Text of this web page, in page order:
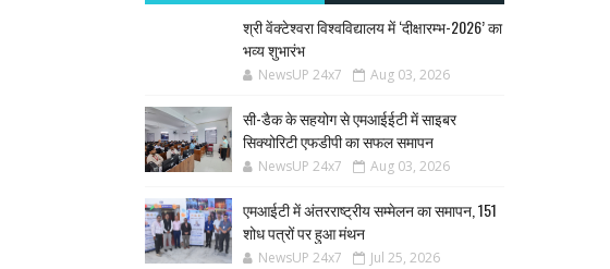
श्री वेंक्टेश्वरा विश्वविद्यालय में ‘दीक्षारम्भ-2026’ का
भव्य शुभारंभ
NewsUP 24x7 Aug 03, 2026
सी-डैक के सहयोग से एमआईईटी में साइबर
सिक्योरिटी एफडीपी का सफल समापन
NewsUP 24x7 Aug 03, 2026
एमआईटी में अंतरराष्ट्रीय सम्मेलन का समापन, 151
शोध पत्रों पर हुआ मंथन
NewsUP 24x7 Jul 25, 2026